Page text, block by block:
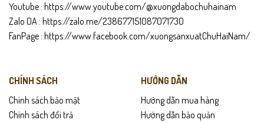
Youtube : https://www.youtube.com/@xuongdabochuhainam
Zalo OA : https://zalo.me/238677151087071730
FanPage : https://www.facebook.com/xuongsanxuatChuHaiNam/
CHÍNH SÁCH
Chính sách bảo mật
Chính sách đổi trả
HƯỚNG DẪN
Hướng dẫn mua hàng
Hướng dẫn bảo quản